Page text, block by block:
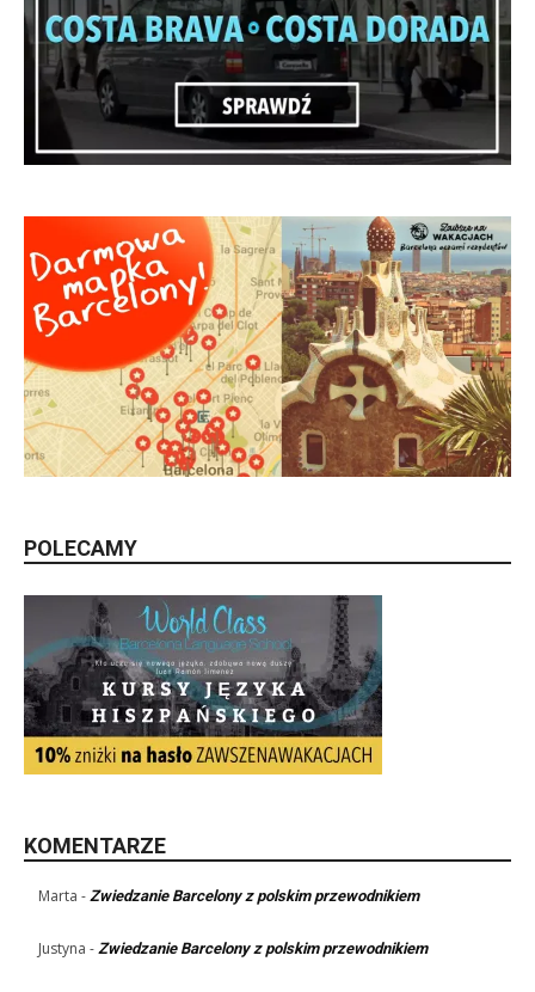
POLECAMY
KOMENTARZE
Marta - Zwiedzanie Barcelony z polskim przewodnikiem
Justyna - Zwiedzanie Barcelony z polskim przewodnikiem